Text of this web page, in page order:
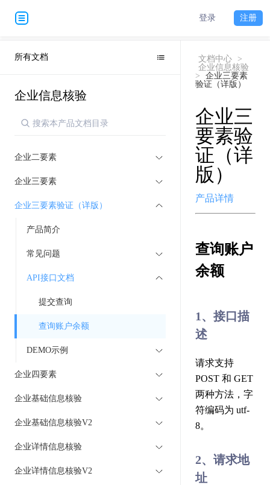
登录 注册
所有文档
企业信息核验
企业二要素
企业三要素
企业三要素验证（详版）
产品简介
常见问题
API接口文档
提交查询
查询账户余额
DEMO示例
企业四要素
企业基础信息核验
企业基础信息核验V2
企业详情信息核验
企业详情信息核验V2
文档中心
>
企业信息核验
>
企业三要素
验证（详版）
企业三
要素验
证（详
版）
产品详情
查询账户
余额
1、接口描
述
请求支持
POST 和 GET
两种方法，字
符编码为 utf-
8。
2、请求地
址